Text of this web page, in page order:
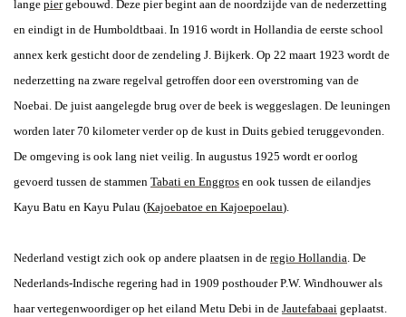
lange piergebouwd. Deze pier begint aan de noordzijde van de nederzetting
en eindigt in de Humboldtbaai. In 1916 wordt in Hollandia de eerste school
annex kerk gesticht door de zendeling J. Bijkerk. Op 22 maart 1923 wordt de
nederzetting na zware regelval getroffen door een overstroming van de
Noebai. De juist aangelegde brug over de beek is weggeslagen. De leuningen
worden later 70 kilometer verder op de kust in Duits gebied teruggevonden.
De omgeving is ook lang niet veilig. In augustus 1925 wordt er oorlog
gevoerd tussen de stammen Tabati en Enggros en ook tussen de eilandjes
Kayu Batu en Kayu Pulau (Kajoebatoe en Kajoepoelau).
Nederland vestigt zich ook op andere plaatsen in de regio Hollandia. De
Nederlands-Indische regering had in 1909 posthouder P.W. Windhouwer als
haar vertegenwoordiger op het eiland Metu Debi in de Jautefabaai geplaatst.